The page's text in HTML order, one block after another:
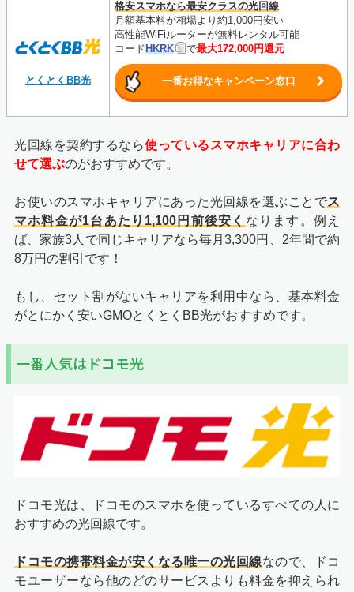
とくとくBB光
格安スマホなら最安クラスの光回線
月額基本料が相場より約1,000円安い
高性能WiFiルーターが無料レンタル可能
コードHKRK で最大172,000円還元
一番お得なキャンペーン窓口
光回線を契約するなら使っているスマホキャリアに合わ
せて選ぶのがおすすめです。
お使いのスマホキャリアにあった光回線を選ぶことでス
マホ料金が1台あたり1,100円前後安く なります。例え
ば、家族3人で同じキャリアなら毎月3,300円、2年間で約
8万円の割引です！
もし、セット割がないキャリアを利用中なら、基本料金
がとにかく安いGMOとくとくBB光がおすすめです。
一番人気はドコモ光
ドコモ光は、ドコモのスマホを使っているすべての人に
おすすめの光回線です。
ドコモの携帯料金が安くなる唯一の光回線なので、ドコ
モユーザーなら他のどのサービスよりも料金を抑えられ